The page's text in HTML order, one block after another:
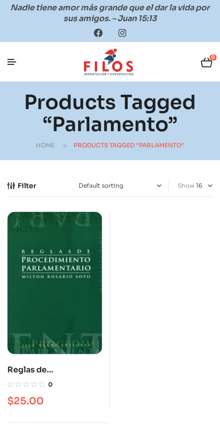
Nadie tiene amor más grande que el dar la vida por
sus amigos. – Juan 15:13
0
Products Tagged
“Parlamento”
HOME PRODUCTS TAGGED “PARLAMENTO”
Filter Show
Reglas de
procedimiento
0
$25.00